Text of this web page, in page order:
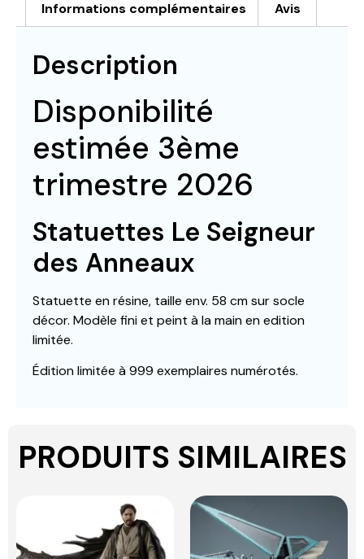
Informations complémentaires Avis
Description
Disponibilité
estimée 3ème
trimestre 2026
Statuettes Le Seigneur
des Anneaux
Statuette en résine, taille env. 58 cm sur socle
décor. Modèle fini et peint à la main en edition
limitée.
Édition limitée à 999 exemplaires numérotés.
PRODUITS SIMILAIRES